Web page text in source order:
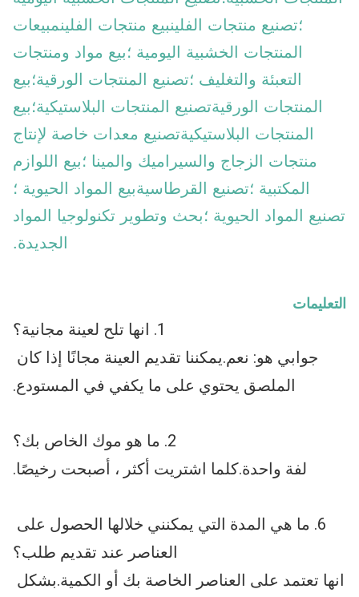
؛تصنيع منتجات الفلينبيع منتجات الفلينمبيعات
المنتجات الخشبية اليومية ؛بيع مواد ومنتجات
التعبئة والتغليف ؛تصنيع المنتجات الورقية؛بيع
المنتجات الورقيةتصنيع المنتجات البلاستيكية؛بيع
المنتجات البلاستيكيةتصنيع معدات خاصة لإنتاج
منتجات الزجاج والسيراميك والمينا ؛بيع اللوازم
المكتبية ؛تصنيع القرطاسيةبيع المواد الحيوية ؛
تصنيع المواد الحيوية ؛بحث وتطوير تكنولوجيا المواد
الجديدة.
التعليمات
1. انها تلح لعينة مجانية؟
الملصق يحتوي على ما يكفي في المستودع.
2. ما هو موك الخاص بك؟
لفة واحدة.كلما اشتريت أكثر ، أصبحت رخيصًا.
العناصر عند تقديم طلب؟